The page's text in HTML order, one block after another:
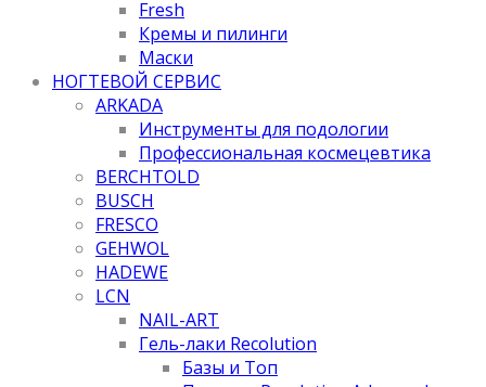
Fresh
Кремы и пилинги
Маски
НОГТЕВОЙ СЕРВИС
ARKADA
Инструменты для подологии
Профессиональная космецевтика
BERCHTOLD
BUSCH
FRESCO
GEHWOL
HADEWE
LCN
NAIL-ART
Гель-лаки Recolution
Базы и Топ